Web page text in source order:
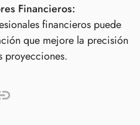
Financieros:
financieros puede
que mejore la precisión
proyecciones.